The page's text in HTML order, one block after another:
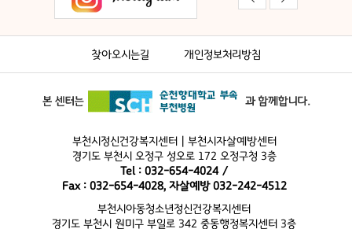
찾아오시는길 개인정보처리방침
부천시정신건강복지센터 | 부천시자살예방센터
경기도 부천시 오정구 성오로 172 오정구청 3층
Tel : 032-654-4024 /
Fax : 032-654-4028, 자살예방 032-242-4512
부천시아동청소년정신건강복지센터
경기도 부천시 원미구 부일로 342 중동행정복지센터 3층